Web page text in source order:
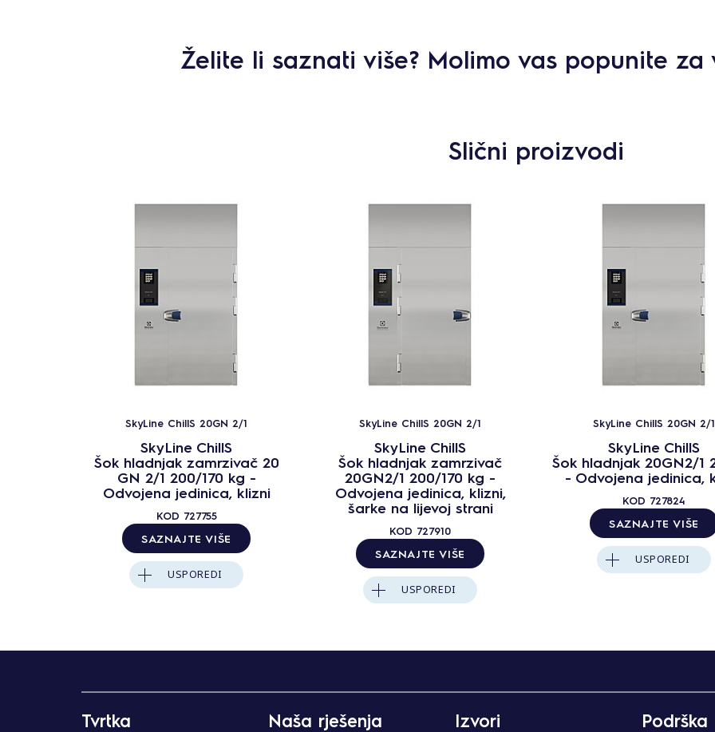
Želite li saznati više? Molimo vas popunite za
Slični proizvodi
SkyLine ChillS 20GN 2/1
SkyLine ChillS
Šok hladnjak zamrzivač 20
GN 2/1 200/170 kg -
Odvojena jedinica, klizni
KOD 727755
SAZNAJTE VIŠE
USPOREDI
SkyLine ChillS 20GN 2/1
SkyLine ChillS
Šok hladnjak zamrzivač
20GN2/1 200/170 kg -
Odvojena jedinica, klizni,
šarke na lijevoj strani
KOD 727910
SAZNAJTE VIŠE
USPOREDI
SkyLine ChillS 20GN 2/1
SkyLine ChillS
Šok hladnjak 20GN2/1
- Odvojena jedinica,
KOD 727824
SAZNAJTE VIŠE
USPOREDI
Tvrtka Naša rješenja Izvori Podrška